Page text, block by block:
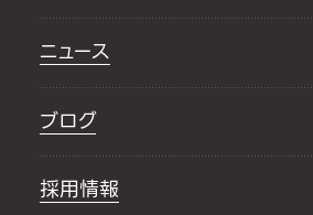
ニュース
ブログ
採用情報